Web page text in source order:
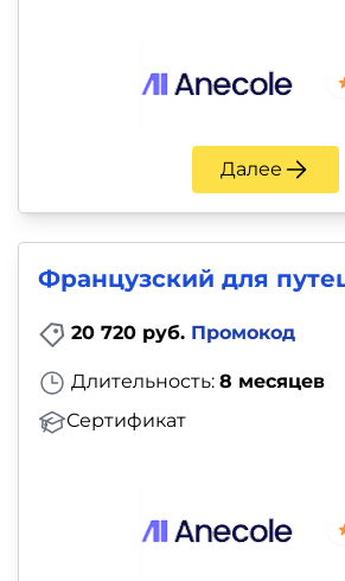
Далее
Французский для
20 720 руб. Промокод
Длительность: 8 месяцев
Сертификат